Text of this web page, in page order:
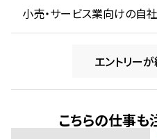
小売・サービス業向けの自
エントリー
こちらの仕事も